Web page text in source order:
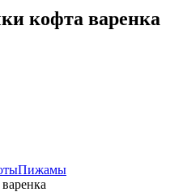
кофта варенка
Пижамы